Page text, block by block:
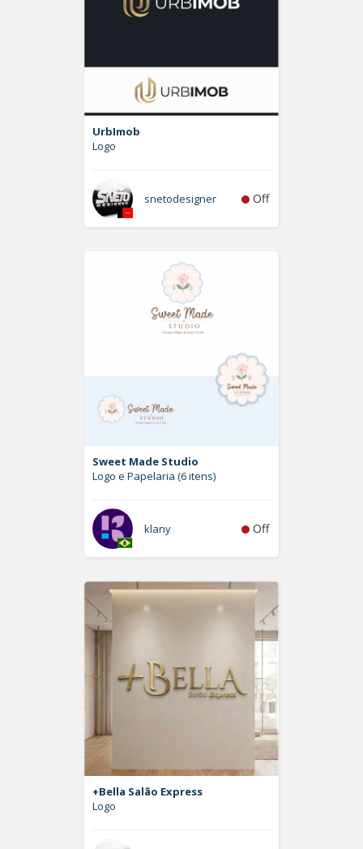
UrbImob
Logo
snetodesigner Off
Sweet Made Studio
Logo e Papelaria (6 itens)
klany Off
+Bella Salão Express
Logo